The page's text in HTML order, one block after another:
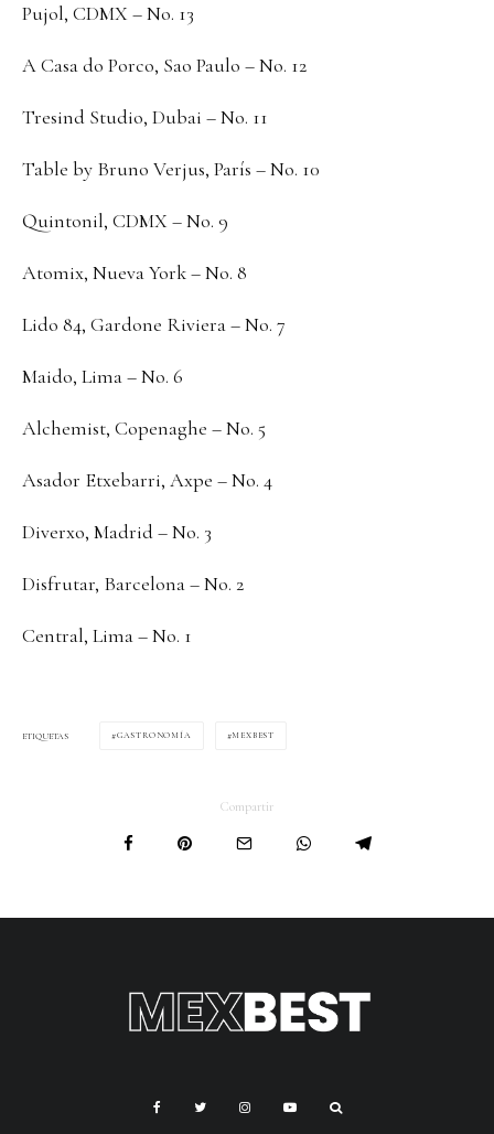
Pujol, CDMX – No. 13
A Casa do Porco, Sao Paulo – No. 12
Tresind Studio, Dubai – No. 11
Table by Bruno Verjus, París – No. 10
Quintonil, CDMX – No. 9
Atomix, Nueva York – No. 8
Lido 84, Gardone Riviera – No. 7
Maido, Lima – No. 6
Alchemist, Copenaghe – No. 5
Asador Etxebarri, Axpe – No. 4
Diverxo, Madrid – No. 3
Disfrutar, Barcelona – No. 2
Central, Lima – No. 1
ETIQUETAS GASTRONOMÍA MEXBEST
Compartir